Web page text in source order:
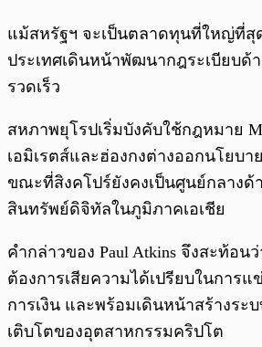
แม้สหรัฐฯ จะเป็นตลาดทุนที่ใหญ่ที่สุ
ประเทศเดินหน้าพัฒนากฎระเบียบด้
รวดเร็ว
สหภาพยุโรปเริ่มบังคับใช้กฎหมาย
เอมิเรตส์และฮ่องกงต่างออกนโยบ
ขณะที่สิงคโปร์ยังคงเป็นศูนย์กลางด้
สินทรัพย์ดิจิทัลในภูมิภาคเอเชีย
คำกล่าวของ Paul Atkins จึงสะท้อน
ต้องการเสียความได้เปรียบในการ
การเงิน และพร้อมเดินหน้าสร้างระ
เติบโตของอุตสาหกรรมคริปโต